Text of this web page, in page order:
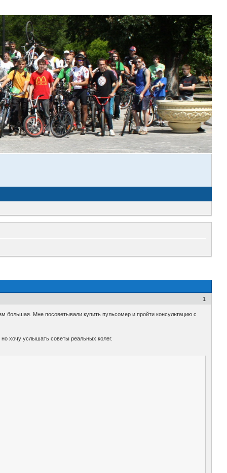
1
большая. Мне посоветывали купить пульсомер и пройти консультацию с
хочу услышать советы реальных колег.